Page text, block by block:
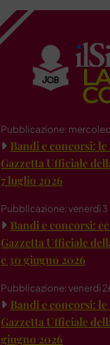
Pubblicazione:
Bandi e concorsi:
Gazzetta Ufficiale
7 luglio 2026
Pubblicazione: venerdì
Bandi e concorsi:
Gazzetta Ufficiale
e 30 giugno 2026
Pubblicazione: venerdì
Bandi e concorsi:
Gazzetta Ufficiale
giugno 2026